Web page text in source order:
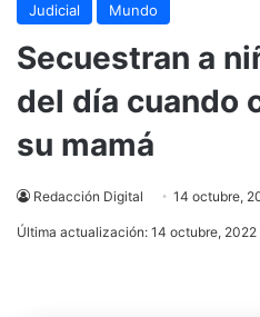
Judicial Mundo
Secuestran a
del día cuando
su mamá
Redacción Digital 14 octubre,
Última actualización: 14 octubre, 2022